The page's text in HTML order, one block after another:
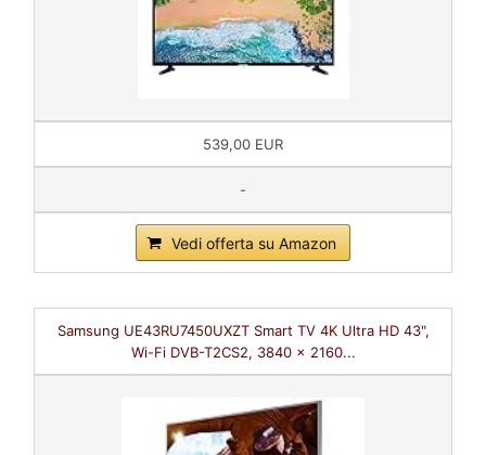
539,00 EUR
-
Vedi offerta su Amazon
Samsung UE43RU7450UXZT Smart TV 4K Ultra HD 43",
Wi-Fi DVB-T2CS2, 3840 x 2160...